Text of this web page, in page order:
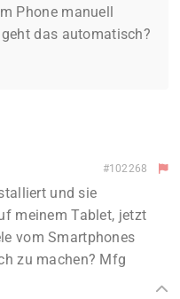
Phone manuell
das automatisch?
#102268
und sie
meinem Tablet, jetzt
vom Smartphones
zu machen? Mfg